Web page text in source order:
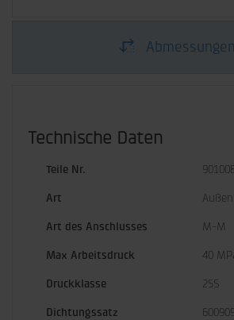
Abmessungen
Technische Daten
Teile Nr.
Art
Art des Anschlusses M-M
Max Arbeitsdruck 40
Druck­klasse 25S
Dichtungssatz